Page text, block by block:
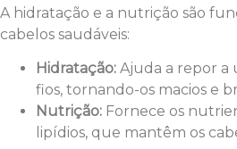
A hidratação e a nutrição são
cabelos saudáveis:
Hidratação: Ajuda a repor a
fios, tornando-os macios e
Nutrição: Fornece os
lipídios, que mantêm os